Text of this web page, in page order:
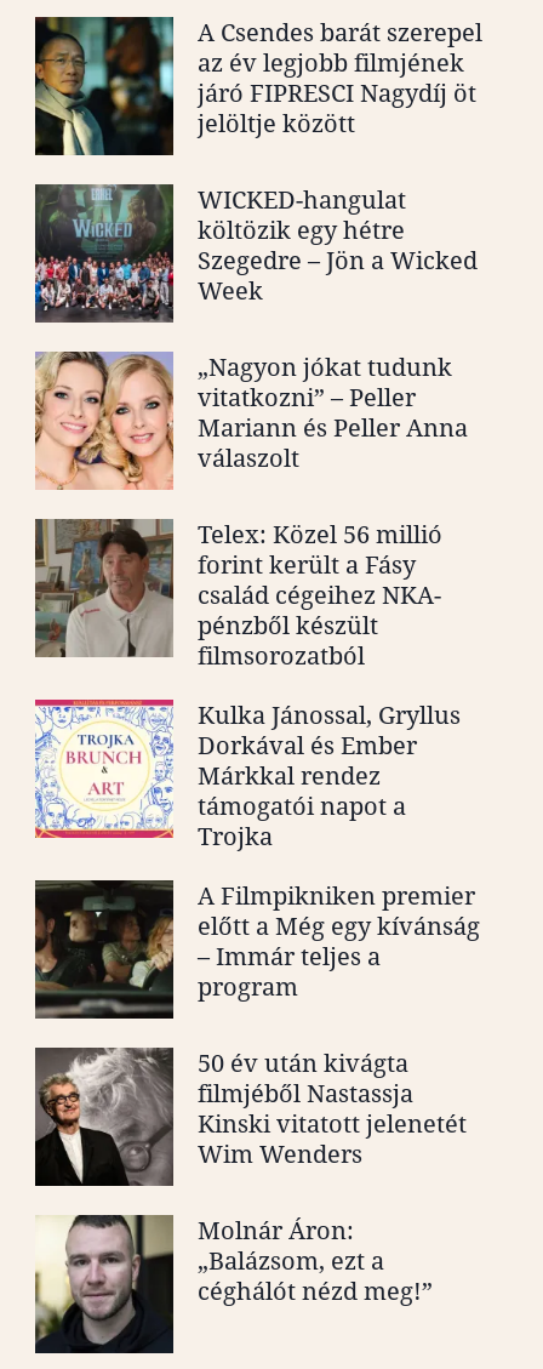
A Csendes barát szerepel
az év legjobb filmjének
járó FIPRESCI Nagydíj öt
jelöltje között
WICKED-hangulat
költözik egy hétre
Szegedre – Jön a Wicked
Week
„Nagyon jókat tudunk
vitatkozni” – Peller
Mariann és Peller Anna
válaszolt
Telex: Közel 56 millió
forint került a Fásy
család cégeihez NKA-
pénzből készült
filmsorozatból
Kulka Jánossal, Gryllus
Dorkával és Ember
Márkkal rendez
támogatói napot a
Trojka
A Filmpikniken premier
előtt a Még egy kívánság
– Immár teljes a
program
50 év után kivágta
filmjéből Nastassja
Kinski vitatott jelenetét
Wim Wenders
Molnár Áron:
„Balázsom, ezt a
céghálót nézd meg!”